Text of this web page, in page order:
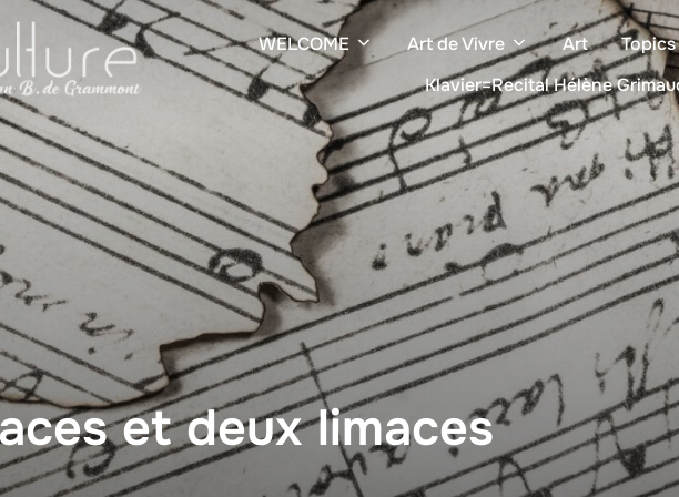
WELCOME Art de Vivre Art Topics
Klavier=Recital Hélène
et deux limaces